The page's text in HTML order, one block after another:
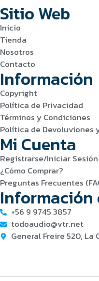
Sitio Web
Inicio
Tienda
Nosotros
Contacto
Información
Copyright
Política de Privacidad
Términos y Condiciones
Política de Devoluviones
Mi Cuenta
Registrarse/Iniciar Sesión
¿Cómo Comprar?
Preguntas Frecuentes
Información
+56 9 9745 3857
todoaudio@vtr.net
General Freire 520, La